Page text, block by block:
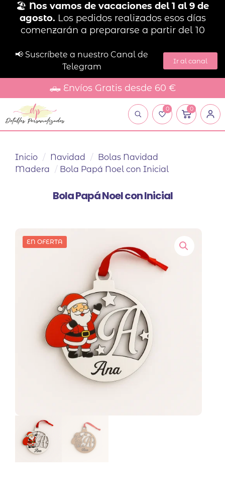
🏖️ Nos vamos de vacaciones del 1 al 9 de
agosto. Los pedidos realizados esos días
comenzarán a prepararse a partir del 10
📢 Suscríbete a nuestro Canal de
Telegram
Ir al canal
🛻 Envíos Gratis desde 60 €
0 0
Inicio / Navidad / Bolas Navidad
Madera / Bola Papá Noel con Inicial
Bola Papá Noel con Inicial
EN OFERTA